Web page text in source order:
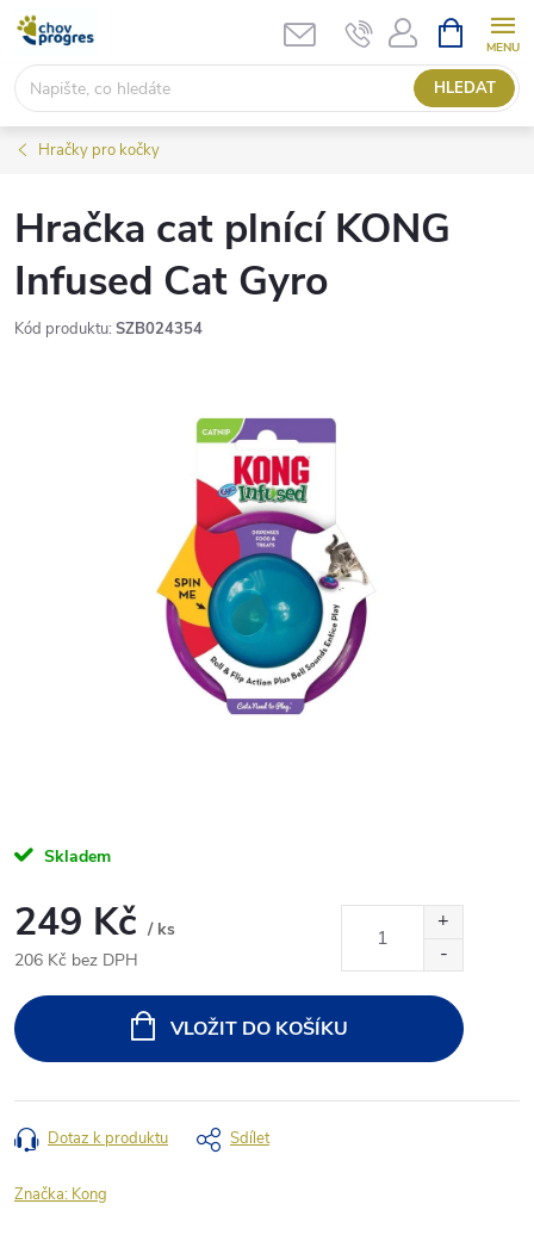
Přejít
obsah
HLEDAT
NÁKUPNÍ
KOŠÍK
Hračky pro kočky
Hračka cat plnící KONG
Infused Cat Gyro
Kód produktu: SZB024354
Skladem
249 Kč / ks
206 Kč bez DPH
cena:
VLOŽIT DO KOŠÍKU
Dotaz k produktu Sdílet
Značka: Kong